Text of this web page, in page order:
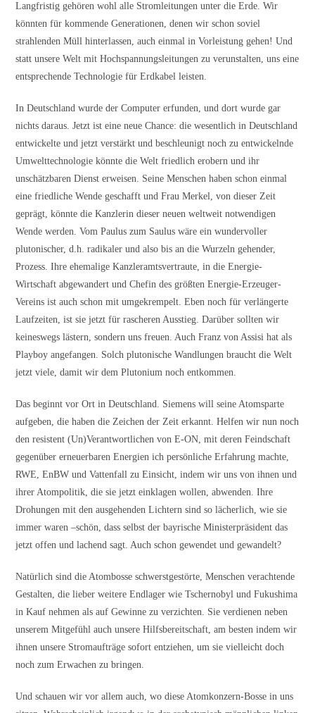
Langfristig gehören wohl alle Stromleitungen unter die Erde. Wir
könnten für kommende Generationen, denen wir schon soviel
strahlenden Müll hinterlassen, auch einmal in Vorleistung gehen! Und
statt unsere Welt mit Hochspannungsleitungen zu verunstalten, uns eine
entsprechende Technologie für Erdkabel leisten.
In Deutschland wurde der Computer erfunden, und dort wurde gar
nichts daraus. Jetzt ist eine neue Chance: die wesentlich in Deutschland
entwickelte und jetzt verstärkt und beschleunigt noch zu entwickelnde
Umwelttechnologie könnte die Welt friedlich erobern und ihr
unschätzbaren Dienst erweisen. Seine Menschen haben schon einmal
eine friedliche Wende geschafft und Frau Merkel, von dieser Zeit
geprägt, könnte die Kanzlerin dieser neuen weltweit notwendigen
Wende werden. Vom Paulus zum Saulus wäre ein wundervoller
plutonischer, d.h. radikaler und also bis an die Wurzeln gehender,
Prozess. Ihre ehemalige Kanzleramtsvertraute, in die Energie-
Wirtschaft abgewandert und Chefin des größten Energie-Erzeuger-
Vereins ist auch schon mit umgekrempelt. Eben noch für verlängerte
Laufzeiten, ist sie jetzt für rascheren Ausstieg. Darüber sollten wir
keineswegs lästern, sondern uns freuen. Auch Franz von Assisi hat als
Playboy angefangen. Solch plutonische Wandlungen braucht die Welt
jetzt viele, damit wir dem Plutonium noch entkommen.
Das beginnt vor Ort in Deutschland. Siemens will seine Atomsparte
aufgeben, die haben die Zeichen der Zeit erkannt. Helfen wir nun noch
den resistent (Un)Verantwortlichen von E-ON, mit deren Feindschaft
gegenüber erneuerbaren Energien ich persönliche Erfahrung machte,
RWE, EnBW und Vattenfall zu Einsicht, indem wir uns von ihnen und
ihrer Atompolitik, die sie jetzt einklagen wollen, abwenden. Ihre
Drohungen mit den ausgehenden Lichtern sind so lächerlich, wie sie
immer waren –schön, dass selbst der bayrische Ministerpräsident das
jetzt offen und lachend sagt. Auch schon gewendet und gewandelt?
Natürlich sind die Atombosse schwerstgestörte, Menschen verachtende
Gestalten, die lieber weitere Endlager wie Tschernobyl und Fukushima
in Kauf nehmen als auf Gewinne zu verzichten. Sie verdienen neben
unserem Mitgefühl auch unsere Hilfsbereitschaft, am besten indem wir
ihnen unsere Stromaufträge sofort entziehen, um sie vielleicht doch
noch zum Erwachen zu bringen.
Und schauen wir vor allem auch, wo diese Atomkonzern-Bosse in uns